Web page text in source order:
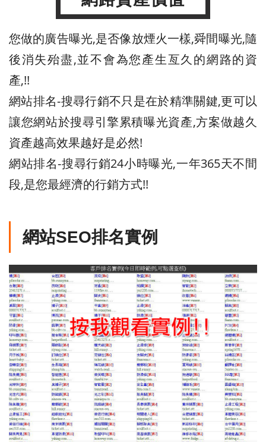
您做的廣告曝光,是否像放煙火一樣,舜間曝光,隨
後消失殆盡,並不會為您產生亙久的網路的資
產,!!
網站排名-搜尋行銷不只是在於精準關鍵,更可以
讓您網站於搜尋引擎累積曝光資產,方案做越久
資產越高效果越好是必然!
網站排名-搜尋行銷24小時曝光,一年365天不間
段,是您最經濟的行銷方式!!
網站SEO排名實例